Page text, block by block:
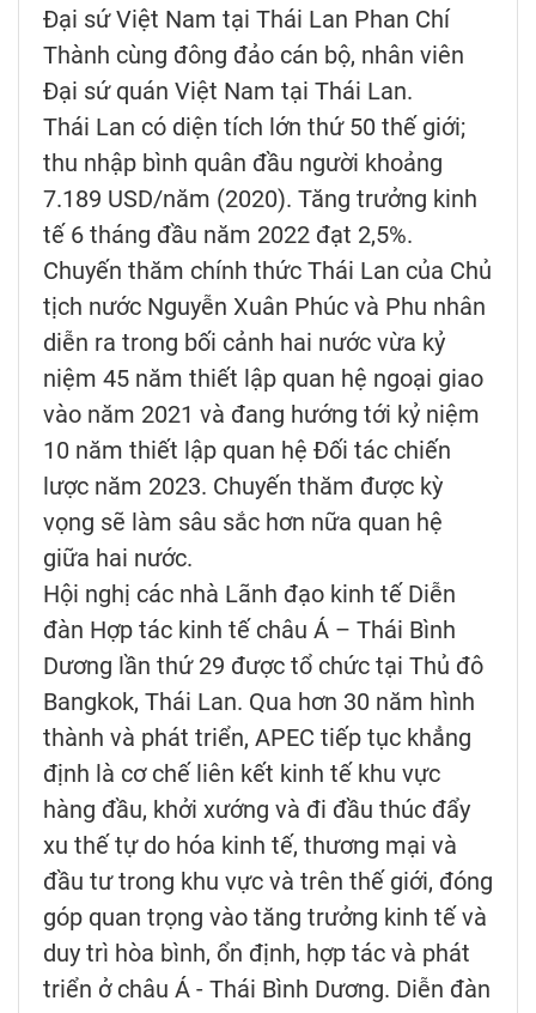
Đại sứ Việt Nam tại Thái Lan Phan Chí
Thành cùng đông đảo cán bộ, nhân viên
Đại sứ quán Việt Nam tại Thái Lan.
Thái Lan có diện tích lớn thứ 50 thế giới;
thu nhập bình quân đầu người khoảng
7.189 USD/năm (2020). Tăng trưởng kinh
tế 6 tháng đầu năm 2022 đạt 2,5%.
Chuyến thăm chính thức Thái Lan của Chủ
tịch nước Nguyễn Xuân Phúc và Phu nhân
diễn ra trong bối cảnh hai nước vừa kỷ
niệm 45 năm thiết lập quan hệ ngoại giao
vào năm 2021 và đang hướng tới kỷ niệm
10 năm thiết lập quan hệ Đối tác chiến
lược năm 2023. Chuyến thăm được kỳ
vọng sẽ làm sâu sắc hơn nữa quan hệ
giữa hai nước.
Hội nghị các nhà Lãnh đạo kinh tế Diễn
đàn Hợp tác kinh tế châu Á – Thái Bình
Dương lần thứ 29 được tổ chức tại Thủ đô
Bangkok, Thái Lan. Qua hơn 30 năm hình
thành và phát triển, APEC tiếp tục khẳng
định là cơ chế liên kết kinh tế khu vực
hàng đầu, khởi xướng và đi đầu thúc đẩy
xu thế tự do hóa kinh tế, thương mại và
đầu tư trong khu vực và trên thế giới, đóng
góp quan trọng vào tăng trưởng kinh tế và
duy trì hòa bình, ổn định, hợp tác và phát
triển ở châu Á - Thái Bình Dương. Diễn đàn